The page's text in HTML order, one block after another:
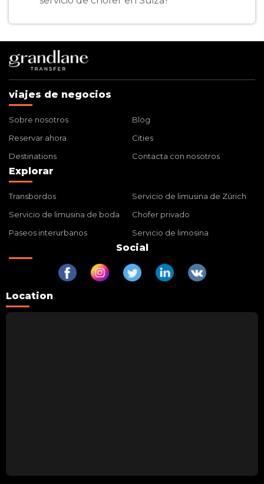
viajes de negocios
Sobre nosotros
Blog
Reservar ahora
Cities
Destinations
Contacta con nosotros
Explorar
Transbordos
Servicio de limusina de Zúrich
Servicio de limusina de boda
Chofer privado
Paseos interurbanos
Servicio de limosina
Social
Location